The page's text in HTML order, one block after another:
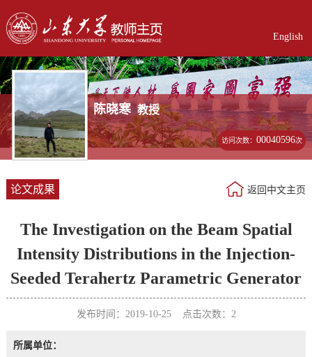
English
陈晓寒 教授
访问次数：00040596次
论文成果 返回中文主页
The Investigation on the Beam Spatial
Intensity Distributions in the Injection-
Seeded Terahertz Parametric Generator
发布时间：2019-10-25 点击次数： 2
所属单位：